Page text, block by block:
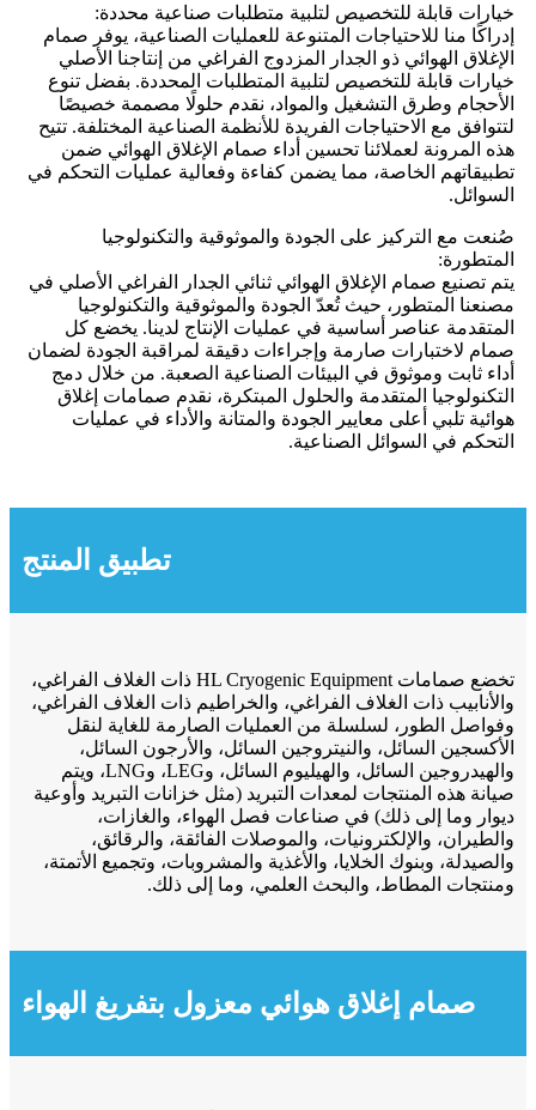
خيارات قابلة للتخصيص لتلبية متطلبات صناعية محددة:
إدراكًا منا للاحتياجات المتنوعة للعمليات الصناعية، يوفر صمام
الإغلاق الهوائي ذو الجدار المزدوج الفراغي من إنتاجنا الأصلي
خيارات قابلة للتخصيص لتلبية المتطلبات المحددة. بفضل تنوع
الأحجام وطرق التشغيل والمواد، نقدم حلولًا مصممة خصيصًا
لتتوافق مع الاحتياجات الفريدة للأنظمة الصناعية المختلفة. تتيح
هذه المرونة لعملائنا تحسين أداء صمام الإغلاق الهوائي ضمن
تطبيقاتهم الخاصة، مما يضمن كفاءة وفعالية عمليات التحكم في
السوائل.
صُنعت مع التركيز على الجودة والموثوقية والتكنولوجيا
المتطورة:
يتم تصنيع صمام الإغلاق الهوائي ثنائي الجدار الفراغي الأصلي في
مصنعنا المتطور، حيث تُعدّ الجودة والموثوقية والتكنولوجيا
المتقدمة عناصر أساسية في عمليات الإنتاج لدينا. يخضع كل
صمام لاختبارات صارمة وإجراءات دقيقة لمراقبة الجودة لضمان
أداء ثابت وموثوق في البيئات الصناعية الصعبة. من خلال دمج
التكنولوجيا المتقدمة والحلول المبتكرة، نقدم صمامات إغلاق
هوائية تلبي أعلى معايير الجودة والمتانة والأداء في عمليات
التحكم في السوائل الصناعية.
تطبيق المنتج
تخضع صمامات HL Cryogenic Equipment ذات الغلاف الفراغي،
والأنابيب ذات الغلاف الفراغي، والخراطيم ذات الغلاف الفراغي،
وفواصل الطور، لسلسلة من العمليات الصارمة للغاية لنقل
الأكسجين السائل، والنيتروجين السائل، والأرجون السائل،
والهيدروجين السائل، والهيليوم السائل، وLEG، وLNG، ويتم
صيانة هذه المنتجات لمعدات التبريد (مثل خزانات التبريد وأوعية
ديوار وما إلى ذلك) في صناعات فصل الهواء، والغازات،
والطيران، والإلكترونيات، والموصلات الفائقة، والرقائق،
والصيدلة، وبنوك الخلايا، والأغذية والمشروبات، وتجميع الأتمتة،
ومنتجات المطاط، والبحث العلمي، وما إلى ذلك.
صمام إغلاق هوائي معزول بتفريغ الهواء